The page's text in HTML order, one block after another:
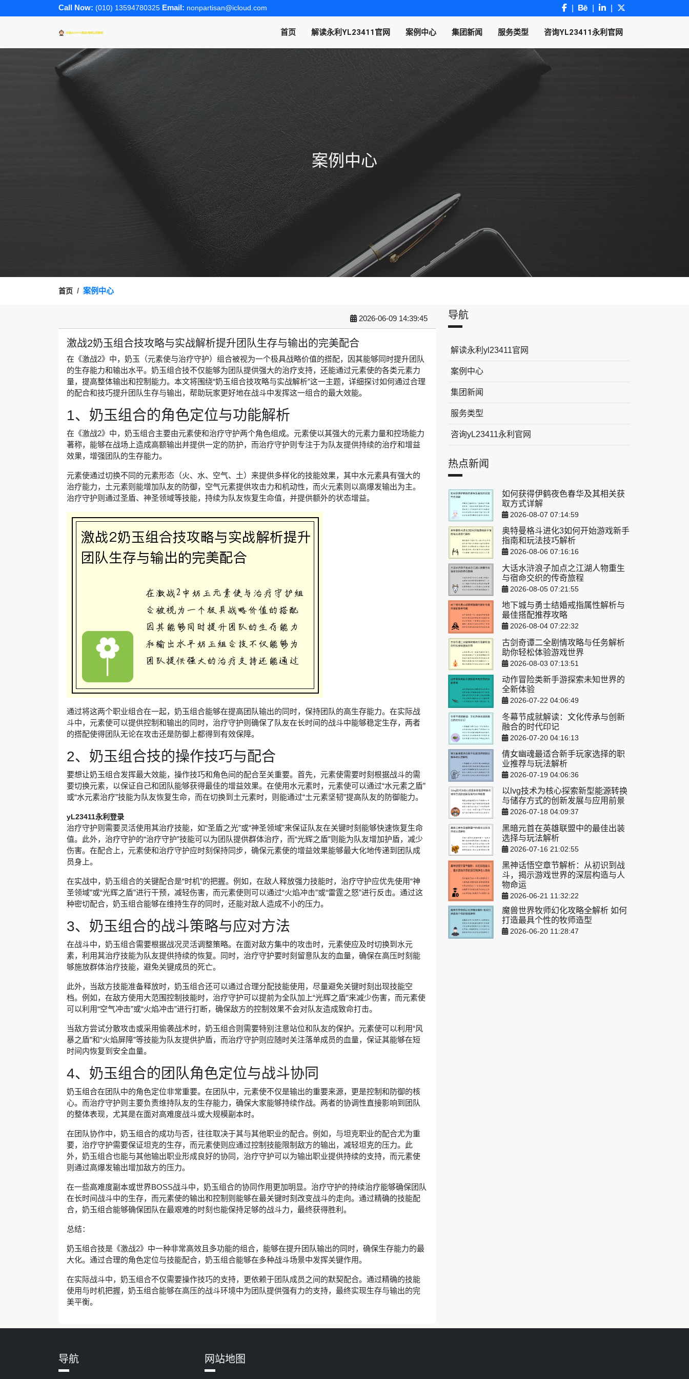
Call Now: (010) 13594780325 Email: nonpartisan@icloud.com
首页 解读永利YL23411官网 案例中心 集团新闻 服务类型 咨询YL23411永利官网
案例中心
首页 案例中心
2026-06-09 14:39:45
激战2奶玉组合技攻略与实战解析提升团队生存与输出的完美配合
在《激战2》中，奶玉（元素使与治疗守护）组合被视为一个极具战略价值的搭配，因其能够同时提升团队
的生存能力和输出水平。奶玉组合技不仅能够为团队提供强大的治疗支持，还能通过元素使的各类元素力
量，提高整体输出和控制能力。本文将围绕“奶玉组合技攻略与实战解析”这一主题，详细探讨如何通过合理
的配合和技巧提升团队生存与输出，帮助玩家更好地在战斗中发挥这一组合的最大效能。
1、奶玉组合的角色定位与功能解析
在《激战2》中，奶玉组合主要由元素使和治疗守护两个角色组成。元素使以其强大的元素力量和控场能力
著称，能够在战场上造成高额输出并提供一定的防护，而治疗守护则专注于为队友提供持续的治疗和增益
效果，增强团队的生存能力。
元素使通过切换不同的元素形态（火、水、空气、土）来提供多样化的技能效果，其中水元素具有强大的
治疗能力，土元素则能增加队友的防御，空气元素提供攻击力和机动性，而火元素则以高爆发输出为主。
治疗守护则通过圣盾、神圣领域等技能，持续为队友恢复生命值，并提供额外的状态增益。
通过将这两个职业组合在一起，奶玉组合能够在提高团队输出的同时，保持团队的高生存能力。在实际战
斗中，元素使可以提供控制和输出的同时，治疗守护则确保了队友在长时间的战斗中能够稳定生存，两者
的搭配使得团队无论在攻击还是防御上都得到有效保障。
2、奶玉组合技的操作技巧与配合
要想让奶玉组合发挥最大效能，操作技巧和角色间的配合至关重要。首先，元素使需要时刻根据战斗的需
要切换元素，以保证自己和团队能够获得最佳的增益效果。在使用水元素时，元素使可以通过“水元素之盾”
或“水元素治疗”技能为队友恢复生命，而在切换到土元素时，则能通过“土元素坚韧”提高队友的防御能力。
yL23411永利登录
治疗守护则需要灵活使用其治疗技能，如“圣盾之光”或“神圣领域”来保证队友在关键时刻能够快速恢复生命
值。此外，治疗守护的“治疗守护”技能可以为团队提供群体治疗，而“光辉之盾”则能为队友增加护盾，减少
伤害。在配合上，元素使和治疗守护应时刻保持同步，确保元素使的增益效果能够最大化地传递到团队成
员身上。
在实战中，奶玉组合的关键配合是“时机”的把握。例如，在敌人释放强力技能时，治疗守护应优先使用“神
圣领域”或“光辉之盾”进行干预，减轻伤害，而元素使则可以通过“火焰冲击”或“雷霆之怒”进行反击。通过这
种密切配合，奶玉组合能够在维持生存的同时，还能对敌人造成不小的压力。
3、奶玉组合的战斗策略与应对方法
在战斗中，奶玉组合需要根据战况灵活调整策略。在面对敌方集中的攻击时，元素使应及时切换到水元
素，利用其治疗技能为队友提供持续的恢复。同时，治疗守护要时刻留意队友的血量，确保在高压时刻能
够施放群体治疗技能，避免关键成员的死亡。
此外，当敌方技能准备释放时，奶玉组合还可以通过合理分配技能使用，尽量避免关键时刻出现技能空
档。例如，在敌方使用大范围控制技能时，治疗守护可以提前为全队加上“光辉之盾”来减少伤害，而元素使
可以利用“空气冲击”或“火焰冲击”进行打断，确保敌方的控制效果不会对队友造成致命打击。
当敌方尝试分散攻击或采用偷袭战术时，奶玉组合则需要特别注意站位和队友的保护。元素使可以利用“风
暴之盾”和“火焰屏障”等技能为队友提供护盾，而治疗守护则应随时关注落单成员的血量，保证其能够在短
时间内恢复到安全血量。
4、奶玉组合的团队角色定位与战斗协同
奶玉组合在团队中的角色定位非常重要。在团队中，元素使不仅是输出的重要来源，更是控制和防御的核
心。而治疗守护则主要负责维持队友的生存能力，确保大家能够持续作战。两者的协调性直接影响到团队
的整体表现，尤其是在面对高难度战斗或大规模副本时。
在团队协作中，奶玉组合的成功与否，往往取决于其与其他职业的配合。例如，与坦克职业的配合尤为重
要，治疗守护需要保证坦克的生存，而元素使则应通过控制技能限制敌方的输出，减轻坦克的压力。此
外，奶玉组合也能与其他输出职业形成良好的协同，治疗守护可以为输出职业提供持续的支持，而元素使
则通过高爆发输出增加敌方的压力。
在一些高难度副本或世界BOSS战斗中，奶玉组合的协同作用更加明显。治疗守护的持续治疗能够确保团队
在长时间战斗中的生存，而元素使的输出和控制则能够在最关键时刻改变战斗的走向。通过精确的技能配
合，奶玉组合能够确保团队在最艰难的时刻也能保持足够的战斗力，最终获得胜利。
总结：
奶玉组合技是《激战2》中一种非常高效且多功能的组合，能够在提升团队输出的同时，确保生存能力的最
大化。通过合理的角色定位与技能配合，奶玉组合能够在多种战斗场景中发挥关键作用。
在实际战斗中，奶玉组合不仅需要操作技巧的支持，更依赖于团队成员之间的默契配合。通过精确的技能
使用与时机把握，奶玉组合能够在高压的战斗环境中为团队提供强有力的支持，最终实现生存与输出的完
美平衡。
导航
解读永利yl23411官网
案例中心
集团新闻
服务类型
咨询yL23411永利官网
热点新闻
如何获得伊鹤夜色春华及其相关获
取方式详解
2026-08-07 07:14:59
奥特曼格斗进化3如何开始游戏新手
指南和玩法技巧解析
2026-08-06 07:16:16
大话水浒浪子加点之江湖人物重生
与宿命交织的传奇旅程
2026-08-05 07:21:55
地下城与勇士结婚戒指属性解析与
最佳搭配推荐攻略
2026-08-04 07:22:32
古剑奇谭二全剧情攻略与任务解析
助你轻松体验游戏世界
2026-08-03 07:13:51
动作冒险类新手游探索未知世界的
全新体验
2026-07-22 04:06:49
冬幕节成就解读：文化传承与创新
融合的时代印记
2026-07-20 04:16:13
倩女幽魂最适合新手玩家选择的职
业推荐与玩法解析
2026-07-19 04:06:36
以lvg技术为核心探索新型能源转换
与储存方式的创新发展与应用前景
2026-07-18 04:09:37
黑暗元首在英雄联盟中的最佳出装
选择与玩法解析
2026-07-16 21:02:55
黑神话悟空章节解析：从初识到战
斗，揭示游戏世界的深层构造与人
物命运
2026-06-21 11:32:22
魔兽世界牧师幻化攻略全解析 如何
打造最具个性的牧师造型
2026-06-20 11:28:47
导航 网站地图